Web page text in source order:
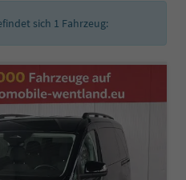
sich 1 Fahrzeug: